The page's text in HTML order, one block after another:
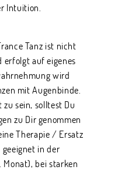
Intuition.
Tanz ist nicht
auf eigenes
wird
mit Augenbinde.
sein, solltest Du
zu Dir genommen
Therapie / Ersatz
in der
bei starken